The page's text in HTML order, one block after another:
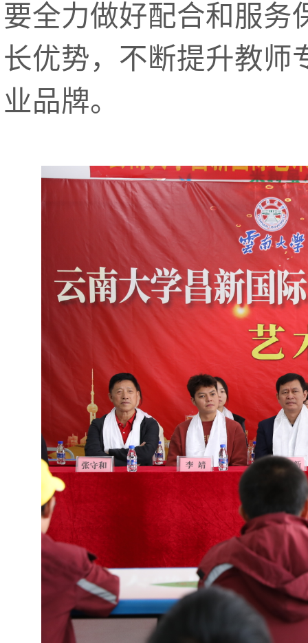
要全力做好配合和服务
长优势，不断提升教师
业品牌。